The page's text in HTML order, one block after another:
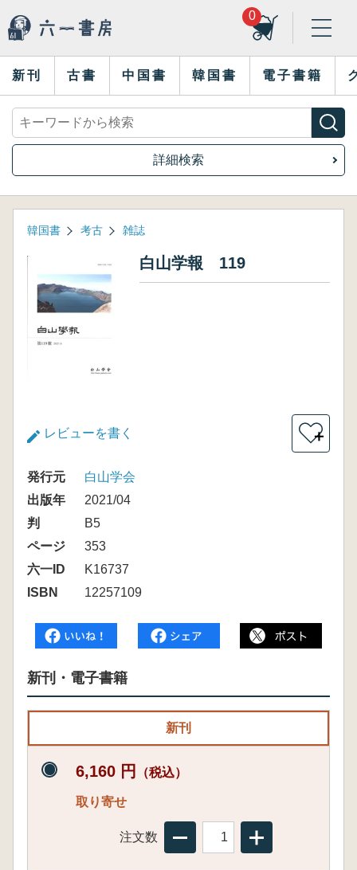
0
新刊 古書 中国書 韓国書 電子書籍
詳細検索
韓国書 考古 雑誌
白山学報 119
レビューを書く ＋
発行元
白山学会
出版年
2021/04
判
B5
ページ
353
六一ID
K16737
ISBN
12257109
新刊・電子書籍
新刊
6,160 円 （税込）
取り寄せ
注文数